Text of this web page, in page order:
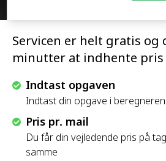
Servicen er helt gratis og
minutter at indhente pris
Indtast opgaven
Indtast din opgave i beregneren
Pris pr. mail
Du får din vejledende pris på
samme